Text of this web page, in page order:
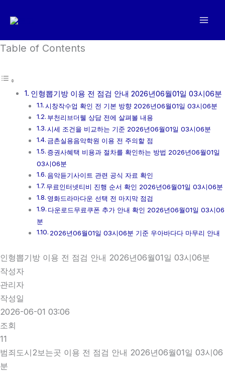
로
너
Table of Contents
인형뽑기방 이용 전 점검 안내 2026년06월01일 03시06분
시창작수업 확인 전 기본 방향 2026년06월01일 03시06분
부천리브더웰 상담 전에 살펴볼 내용
시세 조건을 비교하는 기준 2026년06월01일 03시06분
금촌실용음악학원 이용 전 주의할 점
증권사혜택 비용과 절차를 확인하는 방법 2026년06월01일
03시06분
음악듣기사이트 관련 공식 자료 확인
무료인터넷티비 진행 순서 확인 2026년06월01일 03시06분
영화드라마다운 선택 전 마지막 점검
다운로드무료쿠폰 추가 안내 확인 2026년06월01일 03시06
분
2026년06월01일 03시06분 기준 우아바다다 마무리 안내
인형뽑기방 이용 전 점검 안내 2026년06월01일 03시06분
작성자
관리자
작성일
2026-06-01 03:06
조회
11
범죄도시2보는곳 이용 전 점검 안내 2026년06월01일 03시06
분